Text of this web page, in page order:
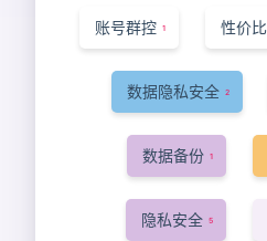
账号群控 1 性价比
数据隐私安全 2
数据备份 1
隐私安全 5